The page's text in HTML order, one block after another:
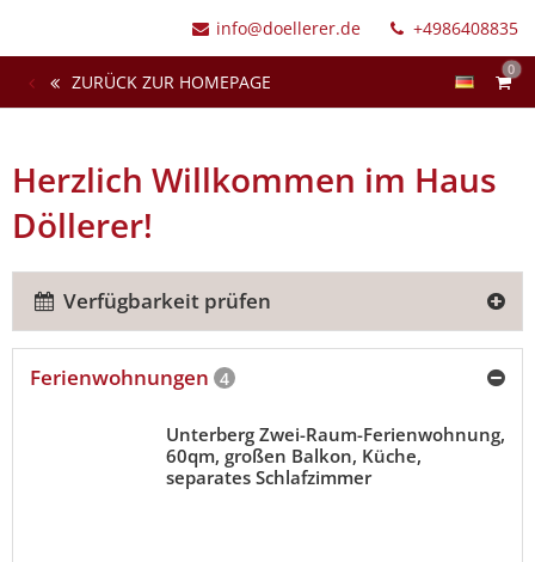
info@doellerer.de +4986408835
0
ZURÜCK ZUR HOMEPAGE
Herzlich Willkommen im Haus
Döllerer!
Verfügbarkeit prüfen
Ferienwohnungen 4
Unterberg Zwei-Raum-Ferienwohnung,
60qm, großen Balkon, Küche,
separates Schlafzimmer